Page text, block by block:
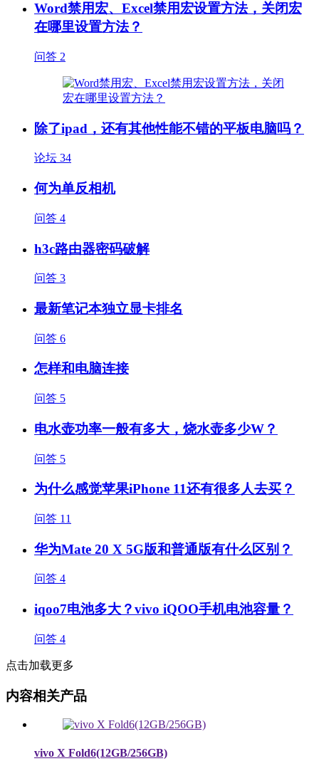
Word禁用宏、Excel禁用宏设置方法，关闭宏
在哪里设置方法？
问答 2
除了ipad，还有其他性能不错的平板电脑吗？
论坛 34
何为单反相机
问答 4
h3c路由器密码破解
问答 3
最新笔记本独立显卡排名
问答 6
怎样和电脑连接
问答 5
电水壶功率一般有多大，烧水壶多少W？
问答 5
为什么感觉苹果iPhone 11还有很多人去买？
问答 11
华为Mate 20 X 5G版和普通版有什么区别？
问答 4
iqoo7电池多大？vivo iQOO手机电池容量？
问答 4
点击加载更多
内容相关产品
vivo X Fold6(12GB/256GB)